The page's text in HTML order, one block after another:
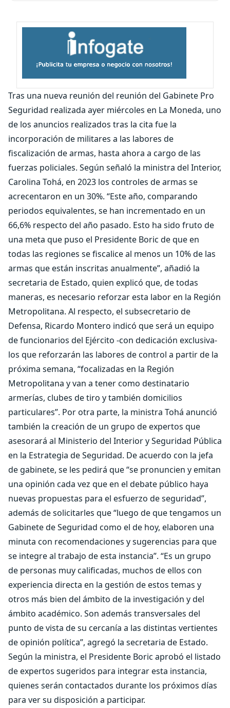
Tras una nueva reunión del reunión del Gabinete Pro
Seguridad realizada ayer miércoles en La Moneda, uno
de los anuncios realizados tras la cita fue la
incorporación de militares a las labores de
fiscalización de armas, hasta ahora a cargo de las
fuerzas policiales. Según señaló la ministra del Interior,
Carolina Tohá, en 2023 los controles de armas se
acrecentaron en un 30%. “Este año, comparando
periodos equivalentes, se han incrementado en un
66,6% respecto del año pasado. Esto ha sido fruto de
una meta que puso el Presidente Boric de que en
todas las regiones se fiscalice al menos un 10% de las
armas que están inscritas anualmente”, añadió la
secretaria de Estado, quien explicó que, de todas
maneras, es necesario reforzar esta labor en la Región
Metropolitana. Al respecto, el subsecretario de
Defensa, Ricardo Montero indicó que será un equipo
de funcionarios del Ejército -con dedicación exclusiva-
los que reforzarán las labores de control a partir de la
próxima semana, “focalizadas en la Región
Metropolitana y van a tener como destinatario
armerías, clubes de tiro y también domicilios
particulares”. Por otra parte, la ministra Tohá anunció
también la creación de un grupo de expertos que
asesorará al Ministerio del Interior y Seguridad Pública
en la Estrategia de Seguridad. De acuerdo con la jefa
de gabinete, se les pedirá que “se pronuncien y emitan
una opinión cada vez que en el debate público haya
nuevas propuestas para el esfuerzo de seguridad”,
además de solicitarles que “luego de que tengamos un
Gabinete de Seguridad como el de hoy, elaboren una
minuta con recomendaciones y sugerencias para que
se integre al trabajo de esta instancia”. “Es un grupo
de personas muy calificadas, muchos de ellos con
experiencia directa en la gestión de estos temas y
otros más bien del ámbito de la investigación y del
ámbito académico. Son además transversales del
punto de vista de su cercanía a las distintas vertientes
de opinión política”, agregó la secretaria de Estado.
Según la ministra, el Presidente Boric aprobó el listado
de expertos sugeridos para integrar esta instancia,
quienes serán contactados durante los próximos días
para ver su disposición a participar.